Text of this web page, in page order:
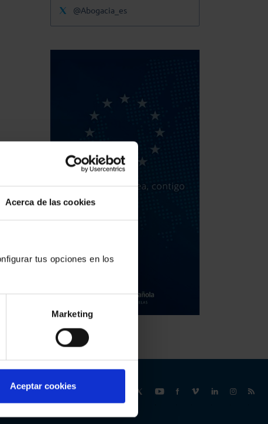
Acerca de las cookies
tus opciones en los
Marketing
Aceptar cookies
@Abogacia_es